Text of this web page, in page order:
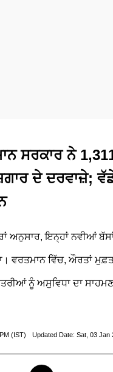
ਸਰਕਾਰ ਨੇ
ਦੇ ਦਰਵਾਜ਼ੇ;
ਅਨੁਸਾਰ, ਇਨ੍ਹਾਂ ਨਵੀਆਂ
ਵਰਤਮਾਨ ਵਿੱਚ, ਔਰਤਾਂ
ਨੂੰ ਅਸੁਵਿਧਾ ਦਾ
(IST) Updated Date: Sat, 03 Jan